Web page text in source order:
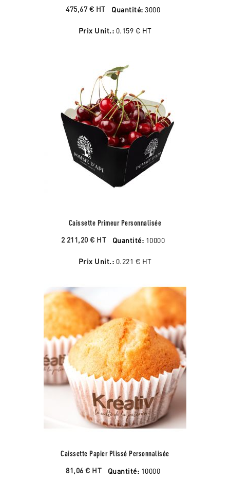
475,67 € HT Quantité: 3000
Prix Unit.: 0.159 € HT
Caissette Primeur Personnalisée
2 211,20 € HT Quantité: 10000
Prix Unit.: 0.221 € HT
Caissette Papier Plissé Personnalisée
81,06 € HT Quantité: 10000